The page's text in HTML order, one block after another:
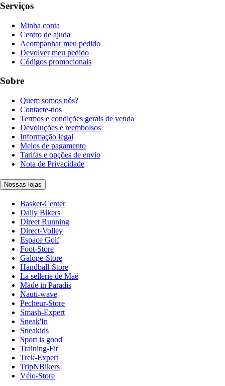
Serviços
Minha conta
Centro de ajuda
Acompanhar meu pedido
Devolver meu pedido
Códigos promocionais
Sobre
Quem somos nós?
Contacte-nos
Termos e condições gerais de venda
Devoluções e reembolsos
Informação legal
Meios de pagamento
Tarifas e opções de envio
Nota de Privacidade
Nossas lojas
Basket-Center
Daily Bikers
Direct Running
Direct-Volley
Espace Golf
Foot-Store
Galope-Store
Handball-Store
La sellerie de Maé
Made in Paradis
Nauti-wave
Pecheur-Store
Smash-Expert
Sneak'In
Sneakids
Sport is good
Training-Fit
Trek-Expert
TripNBikers
Vélo-Store